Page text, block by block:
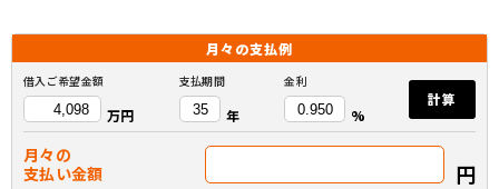
月々の支払例
借入ご希望金額
万円
支払期間
年
金利
%
計算
月々の
支払い金額
円